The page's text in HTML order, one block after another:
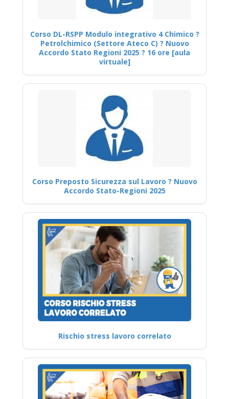
Corso DL-RSPP Modulo integrativo 4 Chimico ?
Petrolchimico (Settore Ateco C) ? Nuovo
Accordo Stato Regioni 2025 ? 16 ore [aula
virtuale]
Corso Preposto Sicurezza sul Lavoro ? Nuovo
Accordo Stato-Regioni 2025
Rischio stress lavoro correlato